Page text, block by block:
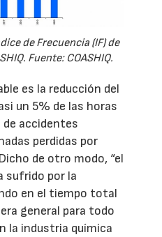
de Frecuencia (IF) de
Fuente: COASHIQ.
es la reducción del
un 5% de las horas
de accidentes
perdidas por
de otro modo, “el
sufrido por la
en el tiempo total
general para todo
la industria química